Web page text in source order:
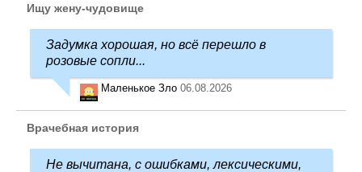
Ищу жену-чудовище
Задумка хорошая, но всё перешло в
розовые сопли...
Маленькое Зло 06.08.2026
Врачебная история
Не вычитана, с ошибками, лексическими,